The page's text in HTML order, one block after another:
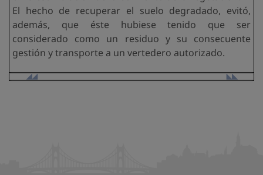
El hecho de recuperar el suelo degradado, evitó,
además, que éste hubiese tenido que ser
considerado como un residuo y su consecuente
gestión y transporte a un vertedero autorizado.